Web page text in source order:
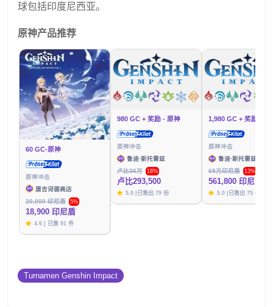
球包括印度尼西亚。
原神产品推荐
60 GC-原神
原神冲击
唐吉诃德商店
20,000 印尼盾
5%
18,900 印尼盾
4.6 | 已售 91 件
980 GC + 奖励 - 原神
原神冲击
鲁迪·斯托雷兹
卢比36万
18%
卢比293,500
5.0 |已售出 79 份
1,980 GC + 奖励 - 原
原神冲击
鲁迪·斯托雷兹
65万印尼盾
13%
561,800 印尼盾
5.0 |已售出 75 份
Turnamen Genshin Impact